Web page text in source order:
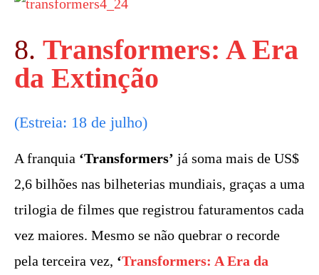
8. Transformers: A Era
da Extinção
(Estreia: 18 de julho)
A franquia ‘Transformers’ já soma mais de US$
2,6 bilhões nas bilheterias mundiais, graças a uma
trilogia de filmes que registrou faturamentos cada
vez maiores. Mesmo se não quebrar o recorde
pela terceira vez, ‘Transformers: A Era da